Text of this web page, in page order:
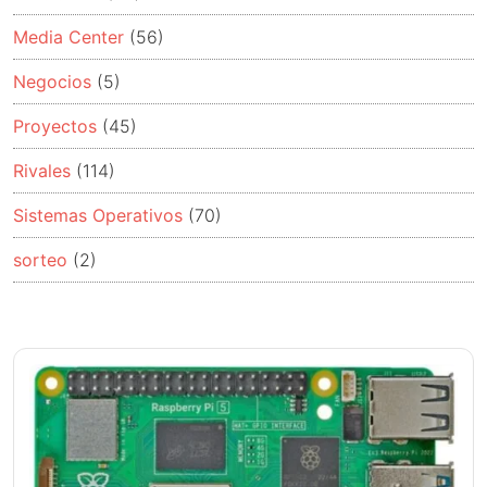
Media Center (56)
Negocios (5)
Proyectos (45)
Rivales (114)
Sistemas Operativos (70)
sorteo (2)